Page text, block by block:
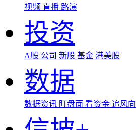
视频 直播 路演
投资
A股 公司 新股 基金 港美股
数据
数据资讯 盯盘面 看资金 追风向